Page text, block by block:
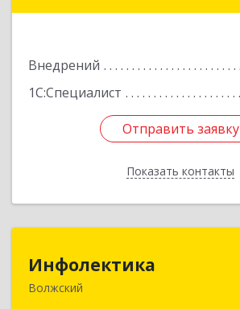
Внедрений
1С:Специалист
Отправить заявку
Показать контакты
Отправить заявку
Назад
Инфолектика
Волжский